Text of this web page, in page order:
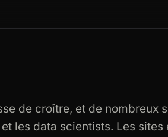
de croître, et de nombreux
les data scientists. Les